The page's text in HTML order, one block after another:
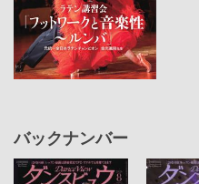
バックナンバー